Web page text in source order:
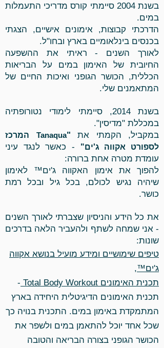
בשנת 2004 סיימתי קורס מדריכי התעמלות
במים.
הדרכתי קבוצות, אימונים אישיים, הצגתי
בכנסים בינלאומיים בארץ ובחו"ל.
לאורך השנים - ראיתי את ההשפעה
החיובית של האימון במים על הבריאות
הכללית, הכושר הגופני ואיכות החיים של
המתאמנים שלי.
בשנת 2014, סיימתי לימודי נטורופתיה
במכללת "מדיסין".
במקביל, הקמתי את "
Tanaqua
המרכז
לספורט אקווה ג'ים"
- כאשר לנגד עיני
עומדת מטרה אחת ברורה:
להפוך את אימון האקווה ג'ים™ לאימון
שיהיה נגיש לכולם, בכל גיל ובכל רמת
כושר.
את כל הידע והניסיון שצברתי לאורך השנים
- אני שמחה לשתף ולהעביר הלאה בדרכים
שונות:
טיפים שימושיים ומידע מועיל בנושא אקווה
ג'ים™,
תכנית האימונים Total Body Workout
-
תכנית האימונים הדיגיטלית היחידה בארץ
המתמקדת באימון במים. התכנית בנויה כך
שכל אחד יוכל להתאמן במים ולשפר את
הכושר הגופני בצורה הבריאה והטובה